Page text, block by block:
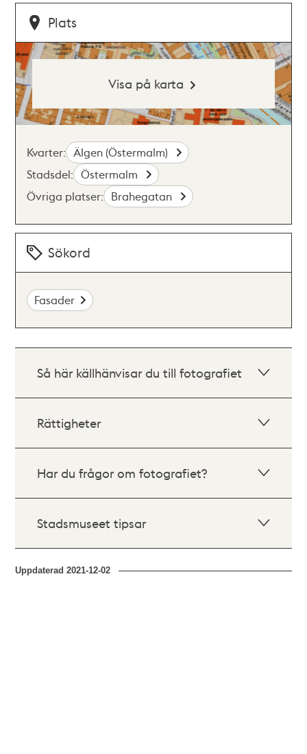
Plats
Visa på karta
Kvarter: Älgen (Östermalm)
Stadsdel: Östermalm
Övriga platser: Brahegatan
Sökord
Fasader
Så här källhänvisar du till fotografiet
Rättigheter
Har du frågor om fotografiet?
Stadsmuseet tipsar
Uppdaterad2021-12-02